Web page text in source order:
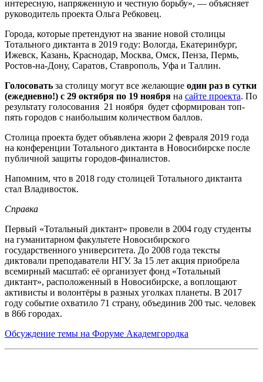
интересную, напряженную и честную борьбу», — объясняет
руководитель проекта Ольга Ребковец.
Города, которые претендуют на звание новой столицы
Тотального диктанта в 2019 году: Вологда, Екатеринбург,
Ижевск, Казань, Краснодар, Москва, Омск, Пенза, Пермь,
Ростов-на-Дону, Саратов, Ставрополь, Уфа и Таллин.
Голосовать за столицу могут все желающие один раз в сутки
(ежедневно!) с 29 октября по 19 ноября на сайте проекта. По
результату голосования 21 ноября будет сформирован топ-
пять городов с наибольшим количеством баллов.
Столица проекта будет объявлена жюри 2 февраля 2019 года
на конференции Тотального диктанта в Новосибирске после
публичной защиты городов-финалистов.
Напомним, что в 2018 году столицей Тотального диктанта
стал Владивосток.
Справка
Первый «Тотальный диктант» провели в 2004 году студенты
на гуманитарном факультете Новосибирского
государственного университета. До 2008 года тексты
диктовали преподаватели НГУ. За 15 лет акция приобрела
всемирный масштаб: её организует фонд «Тотальный
диктант», расположенный в Новосибирске, а воплощают
активисты и волонтёры в разных уголках планеты. В 2017
году событие охватило 71 страну, объединив 200 тыс. человек
в 866 городах.
Обсуждение темы на Форуме Академгородка